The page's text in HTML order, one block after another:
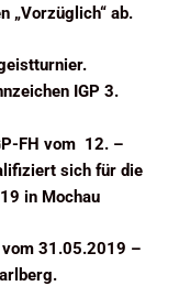
„Vorzüglich“ ab.
IGP 3.
FH vom 12. –
sich für die
in Mochau
31.05.2019 –